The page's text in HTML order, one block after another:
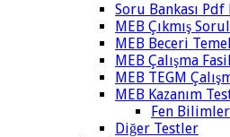
Soru Bankası Pdf
MEB Çıkmış
MEB Beceri
MEB Çalışma
MEB TEGM
MEB Kazanım
Fen
Diğer Testler